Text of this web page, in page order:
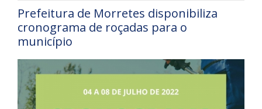
Prefeitura de Morretes disponibiliza
cronograma de roçadas para o
município